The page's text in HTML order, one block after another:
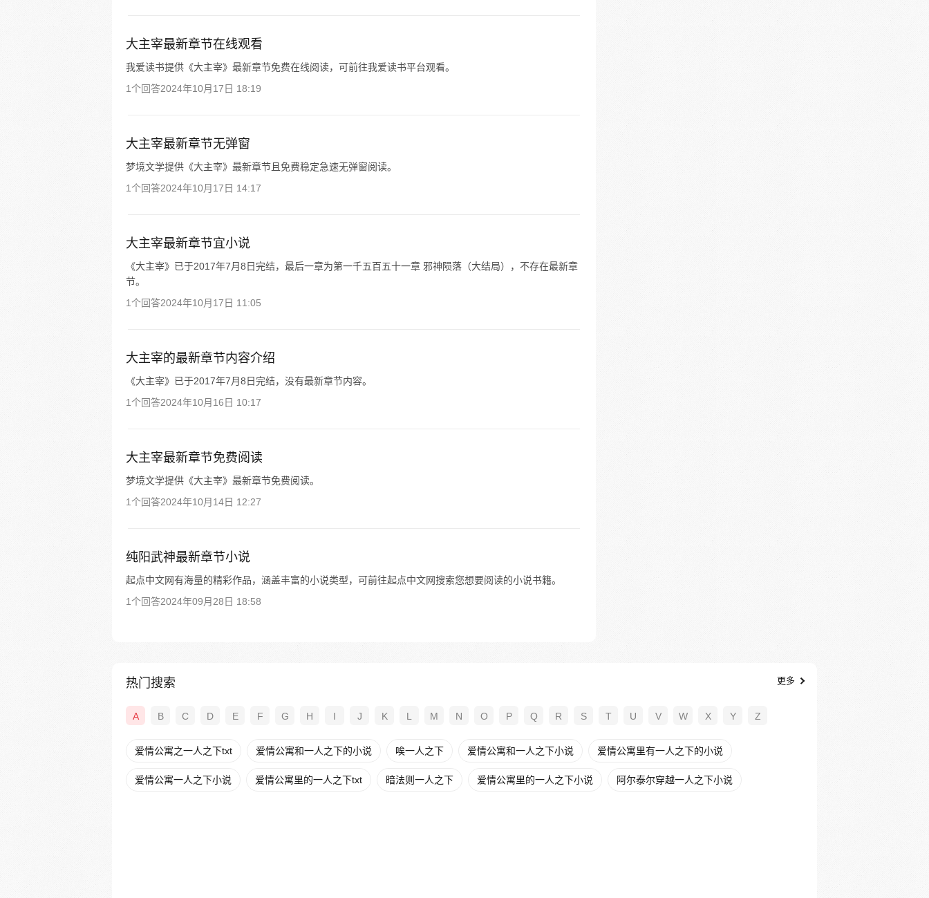
大主宰最新章节在线观看
我爱读书提供《大主宰》最新章节免费在线阅读，可前往我爱读书平台观看。
1个回答2024年10月17日 18:19
大主宰最新章节无弹窗
梦境文学提供《大主宰》最新章节且免费稳定急速无弹窗阅读。
1个回答2024年10月17日 14:17
大主宰最新章节宜小说
《大主宰》已于2017年7月8日完结，最后一章为第一千五百五十一章 邪神陨落（大结局），不存在最新章
节。
1个回答2024年10月17日 11:05
大主宰的最新章节内容介绍
《大主宰》已于2017年7月8日完结，没有最新章节内容。
1个回答2024年10月16日 10:17
大主宰最新章节免费阅读
梦境文学提供《大主宰》最新章节免费阅读。
1个回答2024年10月14日 12:27
纯阳武神最新章节小说
起点中文网有海量的精彩作品，涵盖丰富的小说类型，可前往起点中文网搜索您想要阅读的小说书籍。
1个回答2024年09月28日 18:58
热门搜索 更多
A B C D E F G H I J K L M N O P Q R S T U V W X Y Z
爱情公寓之一人之下txt 爱情公寓和一人之下的小说 唉一人之下 爱情公寓和一人之下小说 爱情公寓里有一人之下的小说
爱情公寓一人之下小说 爱情公寓里的一人之下txt 暗法则一人之下 爱情公寓里的一人之下小说 阿尔泰尔穿越一人之下小说